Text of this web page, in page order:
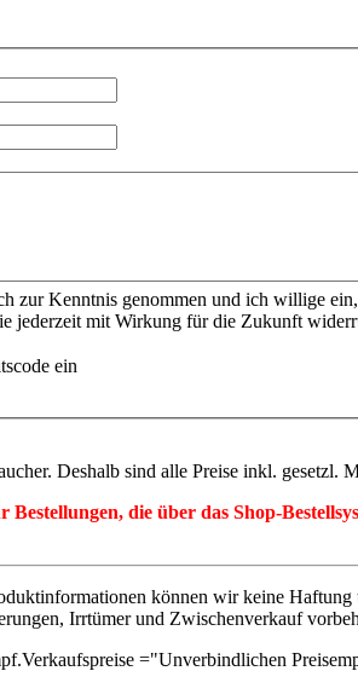
zur Kenntnis genommen und ich willige
jederzeit mit Wirkung für die Zukunft
ein
Deshalb sind alle Preise inkl. gesetzl.
die über das Shop-
können wir keine
Irrtümer und Zwischenverkauf
="Unverbindlichen